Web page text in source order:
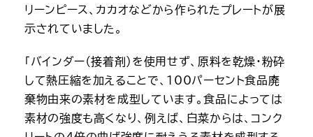
リーンピース、カカオなどから作られたプレートが展
示されていました。
「バインダー（接着剤）を使用せず、原料を乾燥・粉砕
して熱圧縮を加えることで、100パーセント食品廃
棄物由来の素材を成型しています。食品によっては
素材の強度も高くなり、例えば、白菜からは、コンク